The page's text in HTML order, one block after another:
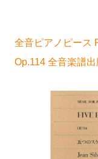
全音ピアノピース
Op.114 全音楽譜